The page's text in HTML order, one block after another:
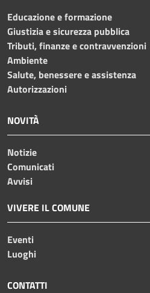
Educazione e formazione
Giustizia e sicurezza pubblica
Tributi, finanze e contravvenzioni
Ambiente
Salute, benessere e assistenza
Autorizzazioni
NOVITÀ
Notizie
Comunicati
Avvisi
VIVERE IL COMUNE
Eventi
Luoghi
CONTATTI